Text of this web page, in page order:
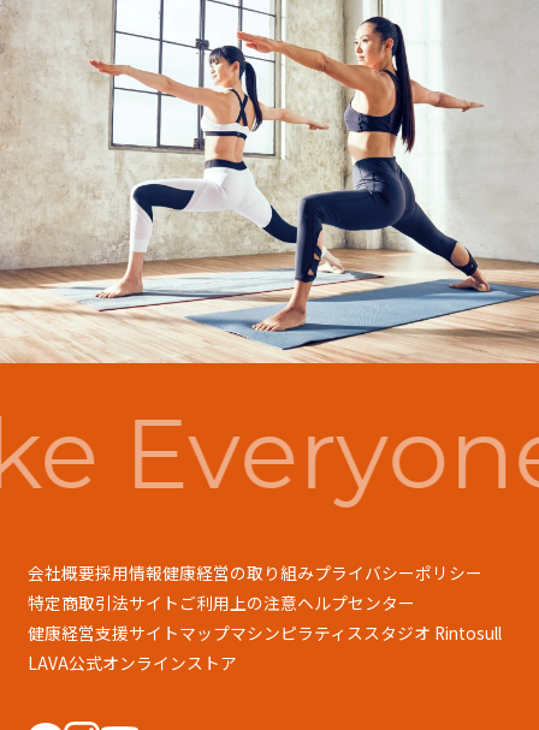
会社概要採用情報健康経営の取り組みプライバシーポリシー
特定商取引法サイトご利用上の注意ヘルプセンター
健康経営支援サイトマップマシンピラティススタジオ Rintosull
LAVA公式オンラインストア